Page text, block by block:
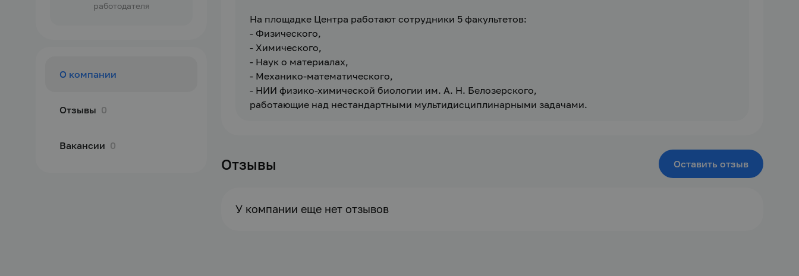
работодателя
О компании
Отзывы 0
Вакансии 0
На площадке Центра работают сотрудники 5 факультетов:
- Физического,
- Химического,
- Наук о материалах,
- Механико-математического,
- НИИ физико-химической биологии им. А. Н. Белозерского,
работающие над нестандартными мультидисциплинарными задачами.
Отзывы Оставить отзыв
У компании еще нет отзывов